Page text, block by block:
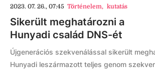
2023. 07. 26., 07:45 Történelem, kutatás
Sikerült meghatározni a
Hunyadi család DNS-ét
Újgenerációs szekvenálással sikerült
Hunyadi leszármazott teljes genom